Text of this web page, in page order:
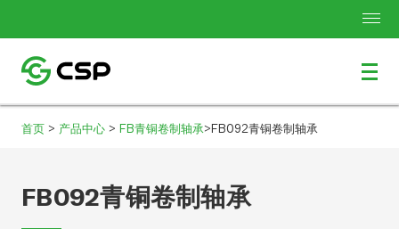
首页 > 产品中心 > FB青铜卷制轴承>FB092青铜卷制轴承
FB092青铜卷制轴承